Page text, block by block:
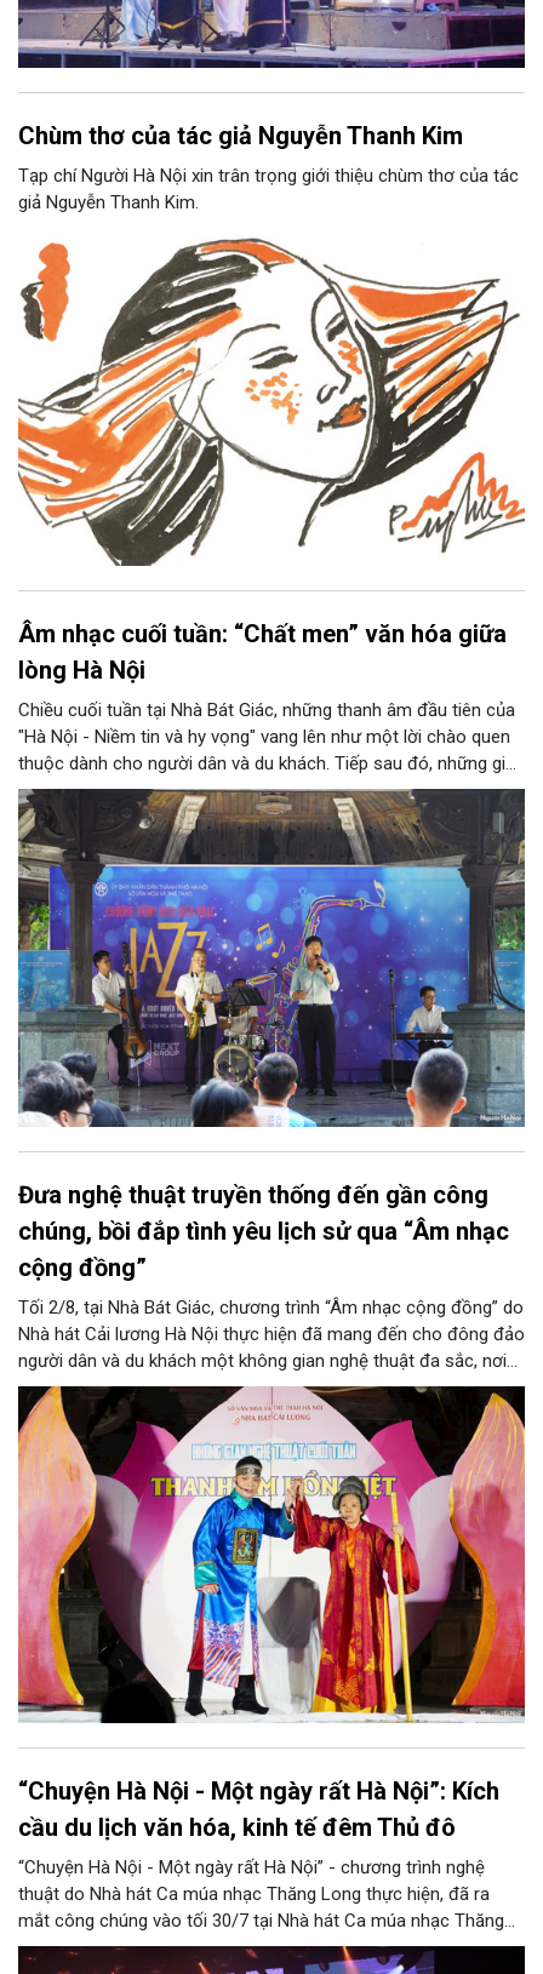
Chùm thơ của tác giả Nguyễn Thanh Kim
Tạp chí Người Hà Nội xin trân trọng giới thiệu chùm thơ của tác
giả Nguyễn Thanh Kim.
Âm nhạc cuối tuần: “Chất men” văn hóa giữa
lòng Hà Nội
Chiều cuối tuần tại Nhà Bát Giác, những thanh âm đầu tiên của
"Hà Nội - Niềm tin và hy vọng" vang lên như một lời chào quen
thuộc dành cho người dân và du khách. Tiếp sau đó, những giai
điệu jazz kinh điển của thế giới lần lượt cất lên qua phần biểu
diễn của NSƯT Quyền Văn Minh và các nghệ sĩ Bình Minh Jazz
Club, mở ra một không gian âm nhạc giàu cảm xúc ngay giữa
trung tâm Thủ đô.
Đưa nghệ thuật truyền thống đến gần công
chúng, bồi đắp tình yêu lịch sử qua “Âm nhạc
cộng đồng”
Tối 2/8, tại Nhà Bát Giác, chương trình “Âm nhạc cộng đồng” do
Nhà hát Cải lương Hà Nội thực hiện đã mang đến cho đông đảo
người dân và du khách một không gian nghệ thuật đa sắc, nơi
những làn điệu cải lương, ca cổ, tân cổ và các tiết mục múa
hòa quyện trong không gian của phố đi bộ hồ Hoàn Kiếm. Đặc
biệt, chương trình có sự giao lưu của các nghệ sĩ đến từ
phương Nam, góp phần tạo nên cuộc gặp gỡ nghệ thuật giàu
cảm xúc.
“Chuyện Hà Nội - Một ngày rất Hà Nội”: Kích
cầu du lịch văn hóa, kinh tế đêm Thủ đô
“Chuyện Hà Nội - Một ngày rất Hà Nội” - chương trình nghệ
thuật do Nhà hát Ca múa nhạc Thăng Long thực hiện, đã ra
mắt công chúng vào tối 30/7 tại Nhà hát Ca múa nhạc Thăng
Long (số 31 - 33 phố Lương Văn Can, phường Hoàn Kiếm).